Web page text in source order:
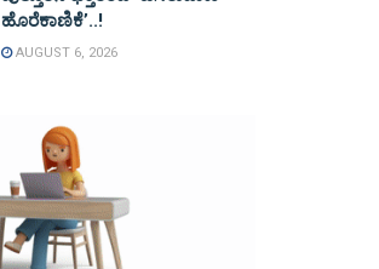
ಹೊರೆಕಾಣಿಕೆ’..!
AUGUST 6, 2026